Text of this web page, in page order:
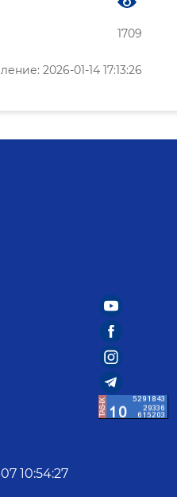
1709
2026-01-14 17:13:26
10:54:27